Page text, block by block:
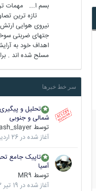
تازه ترین
نیروی هوایی
اهداف خود به
مسلح شده اند .
سر خط خبرها
تحلیل و
شمالی و جنوبی
توسط
آغاز شده در 26 اردیبهشت 1386
تاپیک جامع
آسیا
توسط MR9
آغاز شده در 19 تیر 1393